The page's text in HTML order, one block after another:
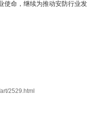
使命，继续为推动安防行业发
2529.html